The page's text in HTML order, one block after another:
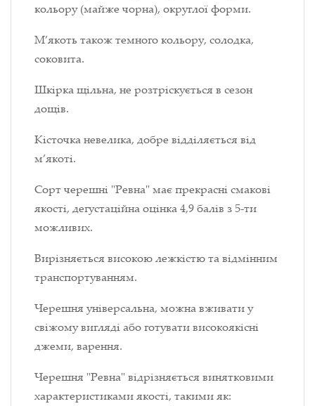
кольору (майже чорна), округлої форми.
М’якоть також темного кольору, солодка,
соковита.
Шкірка щільна, не розтріскується в сезон
дощів.
Кісточка невелика, добре відділяється від
м’якоті.
Сорт черешні "Ревна" має прекрасні смакові
якості, дегустаційна оцінка 4,9 балів з 5-ти
можливих.
Вирізняється високою лежкістю та відмінним
транспортуванням.
Черешня універсальна, можна вживати у
свіжому вигляді або готувати високоякісні
джеми, варення.
Черешня "Ревна" відрізняється винятковими
характеристиками якості, такими як: